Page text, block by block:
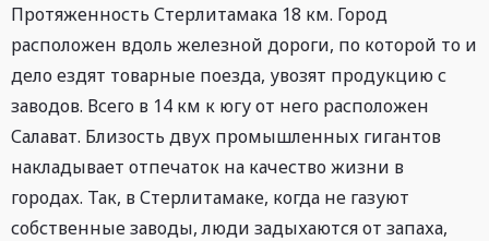
Протяженность Стерлитамака 18 км. Город
расположен вдоль железной дороги, по которой то и
дело ездят товарные поезда, увозят продукцию с
заводов. Всего в 14 км к югу от него расположен
Салават. Близость двух промышленных гигантов
накладывает отпечаток на качество жизни в
городах. Так, в Стерлитамаке, когда не газуют
собственные заводы, люди задыхаются от запаха,